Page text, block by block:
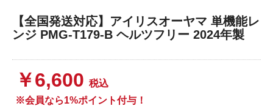
【全国発送対応】アイリスオーヤマ 単機能レ
ンジ PMG-T179-B ヘルツフリー 2024年製
￥6,600 税込
※会員なら1%ポイント付与！